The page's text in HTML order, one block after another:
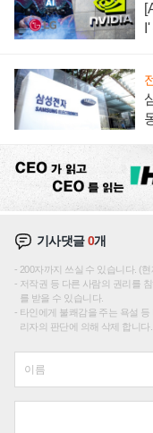
기사댓글0개
200자까지 쓰실 수 있습니다. (
저작권 등 다른 사람의 권리를
를 받을 수 있습니다.
타인에게 불쾌감을 주는 욕설
리자의 판단에 의해 삭제 합니다.